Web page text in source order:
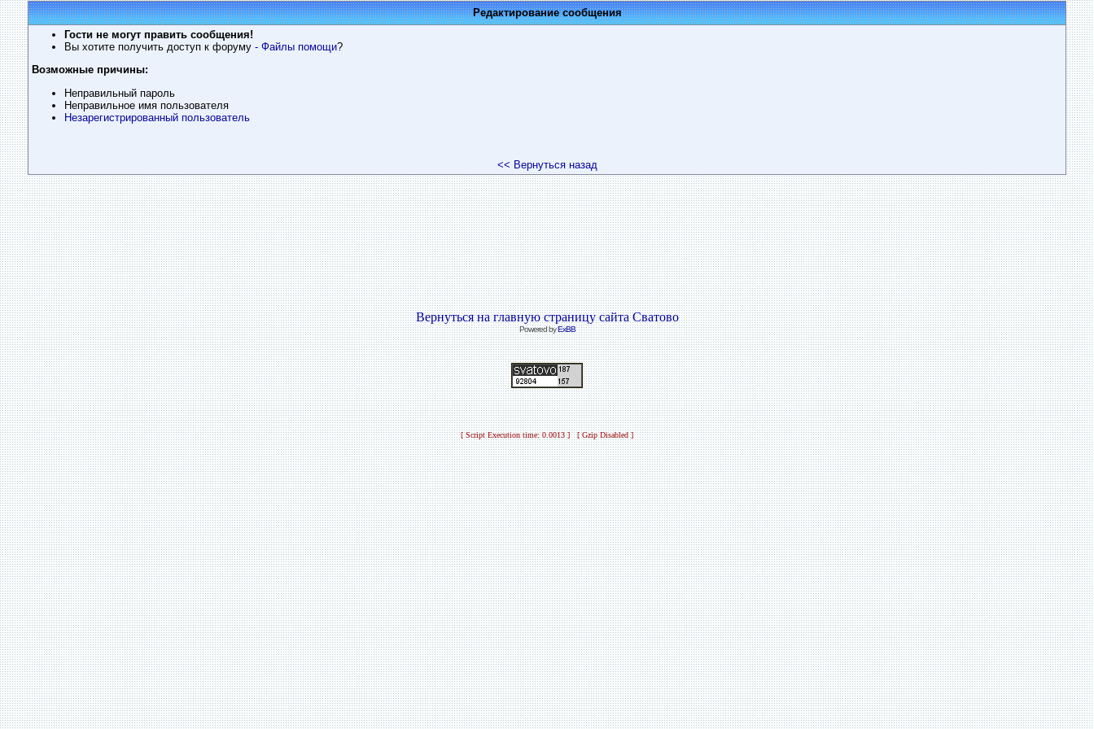
Редактирование сообщения
Гости не могут править сообщения!
Вы хотите получить доступ к форуму - Файлы помощи?
Возможные причины:
Неправильный пароль
Неправильное имя пользователя
Незарегистрированный пользователь
<< Вернуться назад
Вернуться на главную страницу сайта Сватово
Powered byExBB
[ Script Execution time: 0.0013 ] [ Gzip Disabled ]